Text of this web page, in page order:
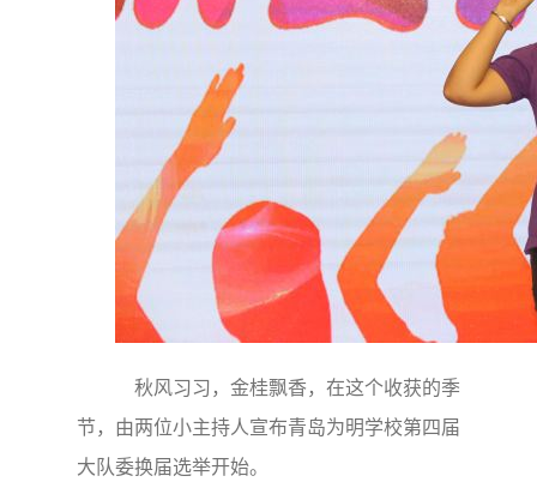
秋风习习，金桂飘香，在这个收获的季
节，由两位小主持人宣布青岛为明学校第四届
大队委换届选举开始。